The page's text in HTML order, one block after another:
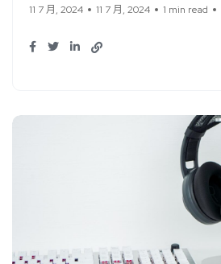
11 7 月, 2024 11 7 月, 2024 1 min read